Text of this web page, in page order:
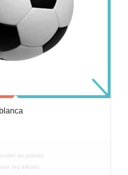
au panier
les détails